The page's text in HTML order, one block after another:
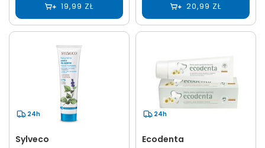
19,99 ZŁ 20,99 ZŁ
24h
Sylveco
24h
Ecodenta